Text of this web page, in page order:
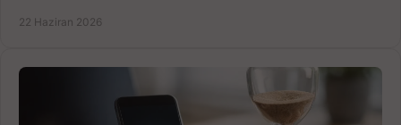
22 Haziran 2026